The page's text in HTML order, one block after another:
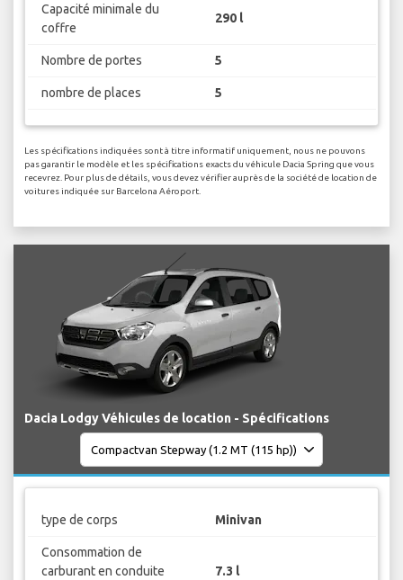
Capacité minimale du
coffre
290 l
Nombre de portes 5
nombre de places 5
Les spécifications indiquées sont à titre informatif uniquement, nous ne pouvons
pas garantir le modèle et les spécifications exacts du véhicule Dacia Spring que vous
recevrez. Pour plus de détails, vous devez vérifier auprès de la société de location de
voitures indiquée sur Barcelona Aéroport.
Dacia Lodgy Véhicules de location - Spécifications
type de corps Minivan
Consommation de
carburant en conduite
7.3 l